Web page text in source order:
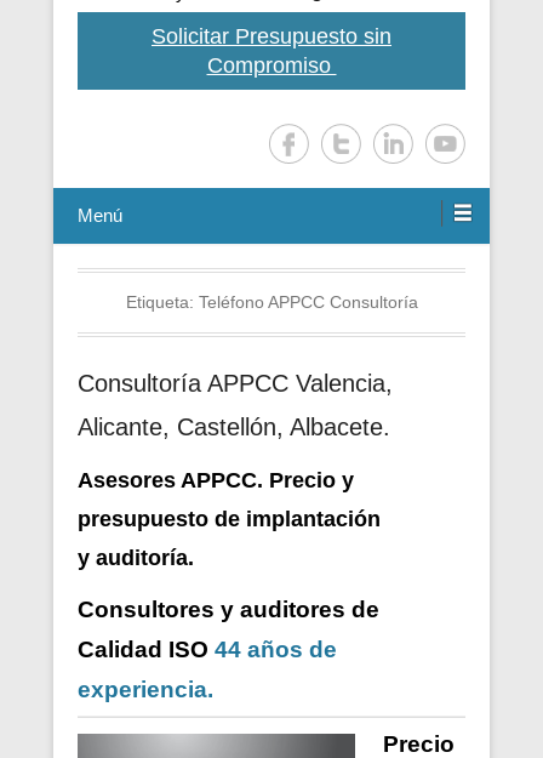
Solicitar Presupuesto sin
Compromiso
Menú
Etiqueta: Teléfono APPCC Consultoría
Consultoría APPCC Valencia,
Alicante, Castellón, Albacete.
Asesores APPCC. Precio y
presupuesto de implantación
y auditoría.
Consultores y auditores de
Calidad ISO 44 años de
experiencia.
Precio